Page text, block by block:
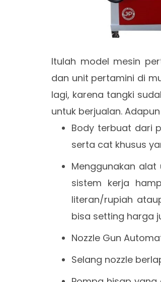
Itulah model mesin
dan unit pertamini di
lagi, karena tangki
untuk berjualan.
Body terbuat dari
serta cat khusus
Menggunakan alat
sistem kerja
literan/rupiah
bisa setting harga
Nozzle Gun
Selang nozzle